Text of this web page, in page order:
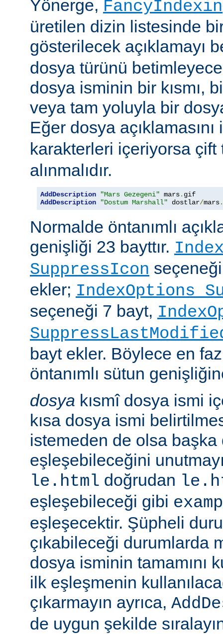
Yönerge,
üretilen dizin listesinde
gösterilecek açıklamayı
dosya türünü
dosya isminin bir kısmı,
veya tam yoluyla bir
Eğer dosya
karakterleri içeriyorsa çift
alınmalıdır.
AddDescription "Mars Gezegeni" mars. gif
AddDescription
"Dostum Marshall" dostlar/mars.
Normalde öntanımlı
genişliği 23 bayttır.
SuppressIcon
ekler; IndexOptions
seçeneği 7 bayt,
bayt ekler. Böylece en
öntanımlı sütun
dosya kısmî dosya ismi
kısa dosya ismi
istemeden de olsa başka
eşleşebileceğini
le.html doğrudan
eşleşebileceği gibi
eşleşecektir. Şüpheli
çıkabileceği durumlarda
dosya isminin tamamını
ilk eşleşmenin
çıkarmayın ayrıca,
de uygun şekilde